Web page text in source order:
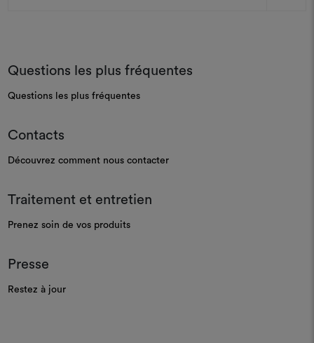
Questions les plus fréquentes
Questions les plus fréquentes
Contacts
Découvrez comment nous contacter
Traitement et entretien
Prenez soin de vos produits
Presse
Restez à jour